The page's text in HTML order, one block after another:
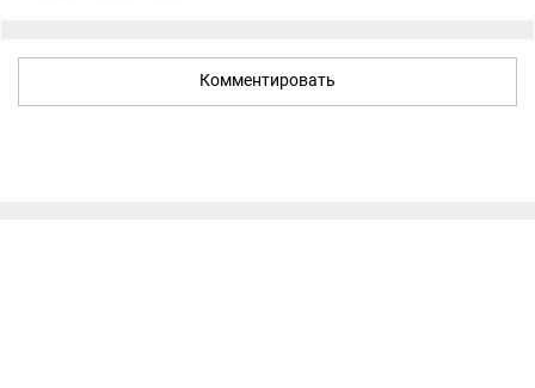
Комментировать